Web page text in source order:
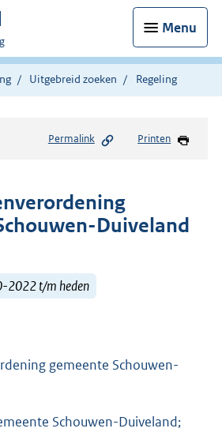
Menu
Uitgebreid zoeken Regeling
Permalink Printen
Duiveland
2022 t/m heden
gemeente Schouwen-
Schouwen-Duiveland;